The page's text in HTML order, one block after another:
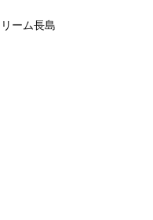
ーム長島